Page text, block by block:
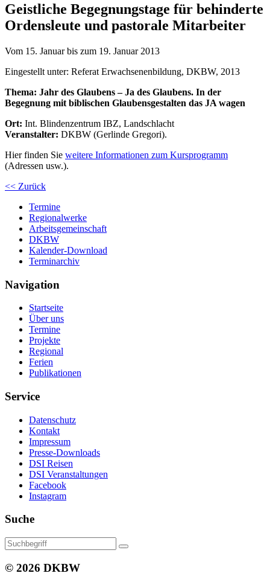
Geistliche Begegnungstage für behinderte
Ordensleute und pastorale Mitarbeiter
Vom 15. Januar bis zum 19. Januar 2013
Eingestellt unter: Referat Erwachsenenbildung, DKBW, 2013
Thema: Jahr des Glaubens – Ja des Glaubens. In der
Begegnung mit biblischen Glaubensgestalten das JA wagen
Ort: Int. Blindenzentrum IBZ, Landschlacht
Veranstalter: DKBW (Gerlinde Gregori).
Hier finden Sie weitere Informationen zum Kursprogramm
(Adressen usw.).
<< Zurück
Termine
Regionalwerke
Arbeitsgemeinschaft
DKBW
Kalender-Download
Terminarchiv
Navigation
Startseite
Über uns
Termine
Projekte
Regional
Ferien
Publikationen
Service
Datenschutz
Kontakt
Impressum
Presse-Downloads
DSI Reisen
DSI Veranstaltungen
Facebook
Instagram
Suche
© 2026 DKBW